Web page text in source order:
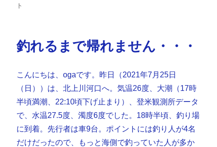
稿
Ｍ
ク
視
へ
の
ト
釣れるまで帰れません・・・
こんにちは、ogaです。昨日（2021年7月25日
（日））は、北上川河口へ。気温26度、大潮（17時
半頃満潮、22:10頃下げ止まり）、登米観測所データ
で、水温27.5度、濁度6度でした。18時半頃、釣り場
に到着。先行者は車9台。ポイントには釣り人が4名
だけだったので、もっと海側で釣っていた人が多か